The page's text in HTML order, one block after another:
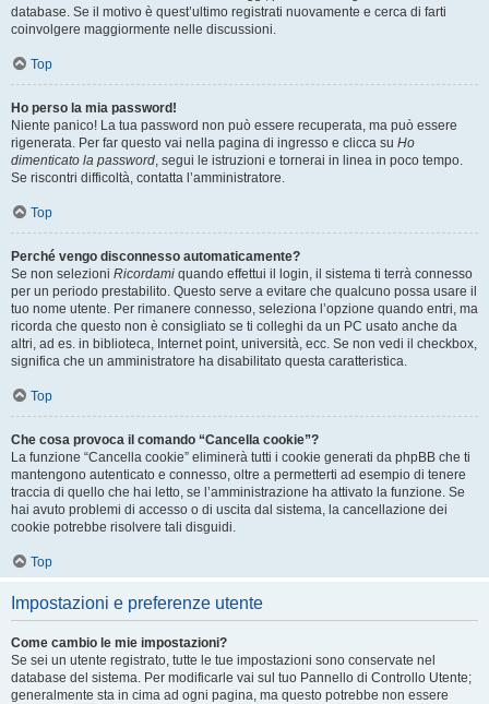
database. Se il motivo è quest’ultimo registrati nuovamente e cerca di farti
coinvolgere maggiormente nelle discussioni.
Top
Ho perso la mia password!
Niente panico! La tua password non può essere recuperata, ma può essere
rigenerata. Per far questo vai nella pagina di ingresso e clicca su Ho
dimenticato la password, segui le istruzioni e tornerai in linea in poco tempo.
Se riscontri difficoltà, contatta l’amministratore.
Top
Perché vengo disconnesso automaticamente?
Se non selezioni Ricordami quando effettui il login, il sistema ti terrà connesso
per un periodo prestabilito. Questo serve a evitare che qualcuno possa usare il
tuo nome utente. Per rimanere connesso, seleziona l’opzione quando entri, ma
ricorda che questo non è consigliato se ti colleghi da un PC usato anche da
altri, ad es. in biblioteca, Internet point, università, ecc. Se non vedi il checkbox,
significa che un amministratore ha disabilitato questa caratteristica.
Top
Che cosa provoca il comando “Cancella cookie”?
La funzione “Cancella cookie” eliminerà tutti i cookie generati da phpBB che ti
mantengono autenticato e connesso, oltre a permetterti ad esempio di tenere
traccia di quello che hai letto, se l’amministrazione ha attivato la funzione. Se
hai avuto problemi di accesso o di uscita dal sistema, la cancellazione dei
cookie potrebbe risolvere tali disguidi.
Top
Impostazioni e preferenze utente
Come cambio le mie impostazioni?
Se sei un utente registrato, tutte le tue impostazioni sono conservate nel
database del sistema. Per modificarle vai sul tuo Pannello di Controllo Utente;
generalmente sta in cima ad ogni pagina, ma questo potrebbe non essere